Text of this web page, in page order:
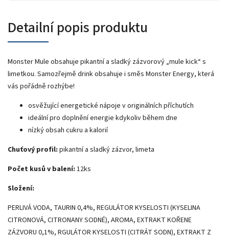
Detailní popis produktu
Monster Mule obsahuje pikantní a sladký zázvorový „mule kick“ s
limetkou. Samozřejmě drink obsahuje i směs Monster Energy, která
vás pořádně rozhýbe!
osvěžující energetické nápoje v originálních příchutích
ideální pro doplnění energie kdykoliv během dne
nízký obsah cukru a kalorií
Chuťový profil: pikantní a sladký zázvor, limeta
Počet kusů v balení: 12ks
Složení:
PERLIVÁ VODA, TAURIN 0,4%, REGULÁTOR KYSELOSTI (KYSELINA
CITRONOVÁ, CITRONANY SODNÉ), AROMA, EXTRAKT KOŘENE
ZÁZVORU 0,1%, RGULÁTOR KYSELOSTI (CITRÁT SODN), EXTRAKT Z